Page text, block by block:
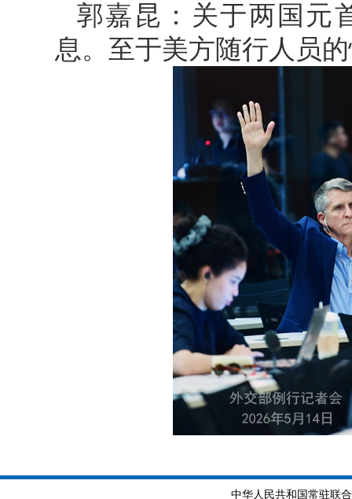
郭嘉昆：关于两国元
息。至于美方随行人员
中华人民共和国常驻联